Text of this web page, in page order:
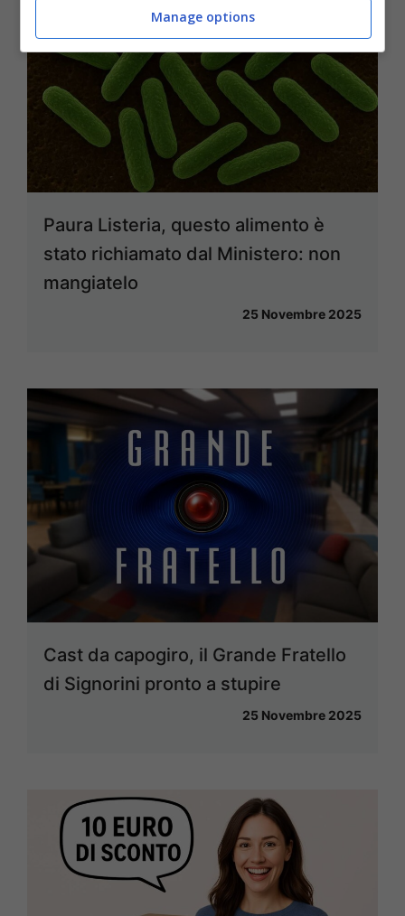
Paura Listeria, questo alimento è
stato richiamato dal Ministero: non
mangiatelo
25 Novembre 2025
Cast da capogiro, il Grande Fratello
di Signorini pronto a stupire
25 Novembre 2025
Manage options